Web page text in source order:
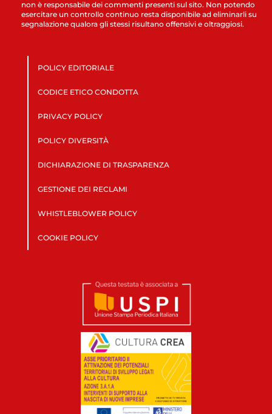
non è responsabile dei commenti presenti sul sito. Non potendo
esercitare un controllo continuo resta disponibile ad eliminarli su
segnalazione qualora gli stessi risultano offensivi e oltraggiosi.
POLICY EDITORIALE
CODICE ETICO CONDOTTA
PRIVACY POLICY
POLICY DIVERSITÀ
DICHIARAZIONE DI TRASPARENZA
GESTIONE DEI RECLAMI
WHISTLEBLOWER POLICY
COOKIE POLICY